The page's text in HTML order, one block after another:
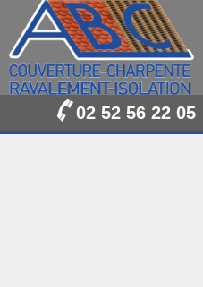
02 52 56 22 05